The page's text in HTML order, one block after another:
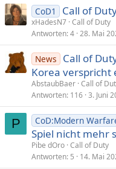
CoD1 Call of
xHadesN7 Call of Duty
Antworten 4 28. Mai
News
Call of
Korea verspricht
AbstaubBaer Call of
Antworten 116 3. Juni
P CoD:Modern
Spiel nicht mehr
Pibe dOro Call of Duty
Antworten 5 14. Mai